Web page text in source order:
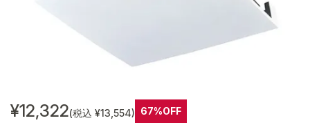
¥12,322(税込 ¥13,554) 67%OFF